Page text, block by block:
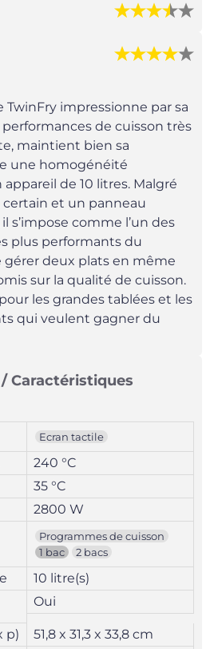
TwinFry impressionne par sa
performances de cuisson très
maintient bien sa
une homogénéité
de 10 litres. Malgré
et un panneau
s’impose comme l’un des
plus performants du
gérer deux plats en même
sur la qualité de cuisson.
les grandes tablées et les
qui veulent gagner du
Caractéristiques
Ecran tactile
240 °C
35 °C
2800 W
Programmes de cuisson
1 bac
2 bacs
10 litre(s)
Oui
p)
51,8 x 31,3 x 33,8 cm